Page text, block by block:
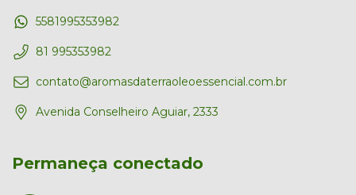
5581995353982
81 995353982
contato@aromasdaterraoleoessencial.com.br
Avenida Conselheiro Aguiar, 2333
Permaneça conectado